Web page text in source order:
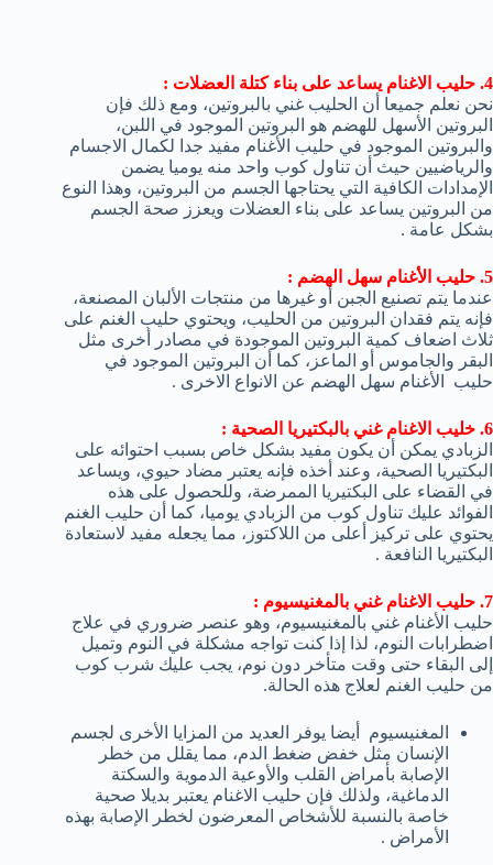
4. حليب الاغنام يساعد على بناء كتلة العضلات :
نحن نعلم جميعا أن الحليب غني بالبروتين، ومع ذلك فإن
البروتين الأسهل للهضم هو البروتين الموجود في اللبن،
والبروتين الموجود في حليب الأغنام مفيد جدا لكمال الاجسام
والرياضيين حيث أن تناول كوب واحد منه يوميا يضمن
الإمدادات الكافية التي يحتاجها الجسم من البروتين، وهذا النوع
من البروتين يساعد على بناء العضلات ويعزز صحة الجسم
بشكل عامة .
5. حليب الأغنام سهل الهضم :
عندما يتم تصنيع الجبن أو غيرها من منتجات الألبان المصنعة،
فإنه يتم فقدان البروتين من الحليب، ويحتوي حليب الغنم على
ثلاث اضعاف كمية البروتين الموجودة في مصادر أخرى مثل
البقر والجاموس أو الماعز، كما أن البروتين الموجود في
حليب الأغنام سهل الهضم عن الانواع الاخرى .
6. خليب الاغنام غني بالبكتيريا الصحية :
الزبادي يمكن أن يكون مفيد بشكل خاص بسبب احتوائه على
البكتيريا الصحية، وعند أخذه فإنه يعتبر مضاد حيوي، ويساعد
في القضاء على البكتيريا الممرضة، وللحصول على هذه
الفوائد عليك تناول كوب من الزبادي يوميا، كما أن حليب الغنم
يحتوي على تركيز أعلى من اللاكتوز، مما يجعله مفيد لاستعادة
البكتيريا النافعة .
7. حليب الاغنام غني بالمغنيسيوم :
حليب الأغنام غني بالمغنيسيوم، وهو عنصر ضروري في علاج
اضطرابات النوم، لذا إذا كنت تواجه مشكلة في النوم وتميل
إلى البقاء حتى وقت متأخر دون نوم، يجب عليك شرب كوب
من حليب الغنم لعلاج هذه الحالة.
المغنيسيوم أيضا يوفر العديد من المزايا الأخرى لجسم
الإنسان مثل خفض ضغط الدم، مما يقلل من خطر
الإصابة بأمراض القلب والأوعية الدموية والسكتة
الدماغية، ولذلك فإن حليب الاغنام يعتبر بديلا صحية
خاصة بالنسبة للأشخاص المعرضون لخطر الإصابة بهذه
الأمراض .